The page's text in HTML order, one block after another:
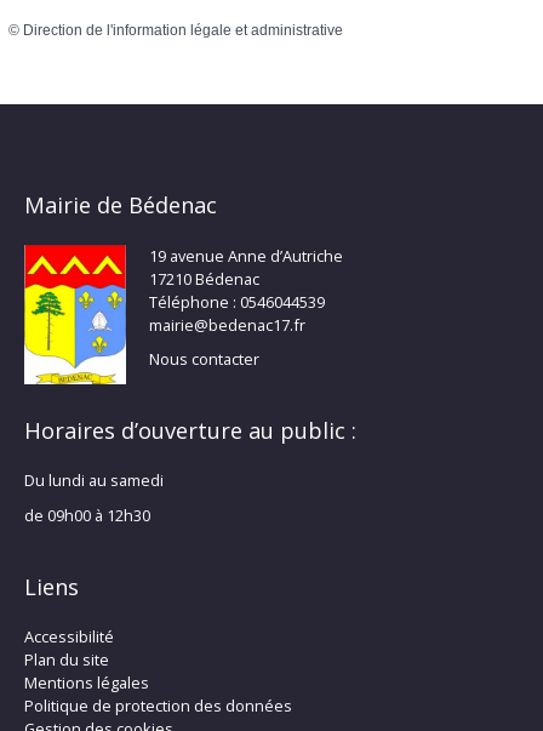
© Direction de l'information légale et administrative
Mairie de Bédenac
19 avenue Anne d’Autriche
17210 Bédenac
Téléphone : 0546044539
mairie@bedenac17.fr
Nous contacter
Horaires d’ouverture au public :
Du lundi au samedi
de 09h00 à 12h30
Liens
Accessibilité
Plan du site
Mentions légales
Politique de protection des données